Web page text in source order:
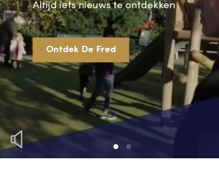
Altijd iets nieuws te ontdekken
Ontdek De Fred